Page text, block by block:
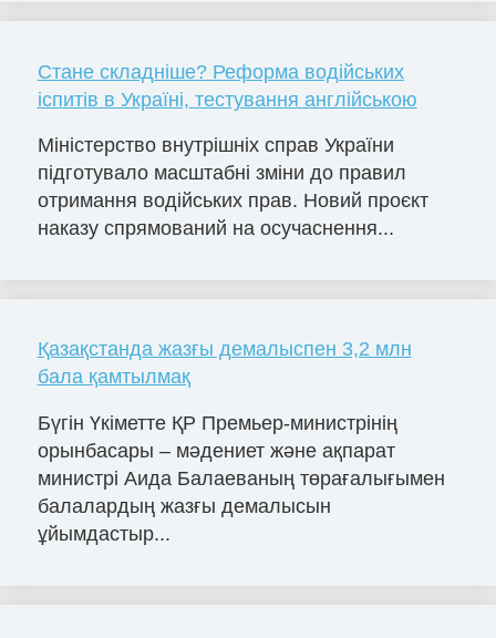
Стане складніше? Реформа водійських
іспитів в Україні, тестування англійською
Міністерство внутрішніх справ України
підготувало масштабні зміни до правил
отримання водійських прав. Новий проєкт
наказу спрямований на осучаснення...
Қазақстанда жазғы демалыспен 3,2 млн
бала қамтылмақ
Бүгін Үкіметте ҚР Премьер-министрінің
орынбасары – мәдениет және ақпарат
министрі Аида Балаеваның төрағалығымен
балалардың жазғы демалысын
ұйымдастыр...